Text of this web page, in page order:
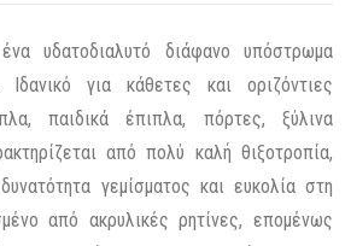
υδατοδιαλυτό διάφανο υπόστρωμα
για κάθετες και οριζόντιες
παιδικά έπιπλα, πόρτες, ξύλινα
από πολύ καλή θιξοτροπία,
γεμίσματος και ευκολία στη
από ακρυλικές ρητίνες, επομένως